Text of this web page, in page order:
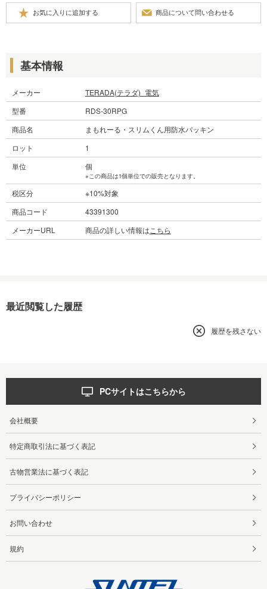
基本情報
メーカー
TERADA(テラダ)_電気
型番
RDS-30RPG
商品名
まもれーる・スリムくん用防水パッキン
ロット
1
単位
個
※この商品は1個単位での販売となります。
税区分
※10%対象
商品コード
43391300
メーカーURL
商品の詳しい情報は こちら
最近閲覧した履歴
履歴を残さない
PCサイトはこちらから
会社概要
特定商取引法に基づく表記
古物営業法に基づく表記
プライバシーポリシー
お問い合わせ
規約